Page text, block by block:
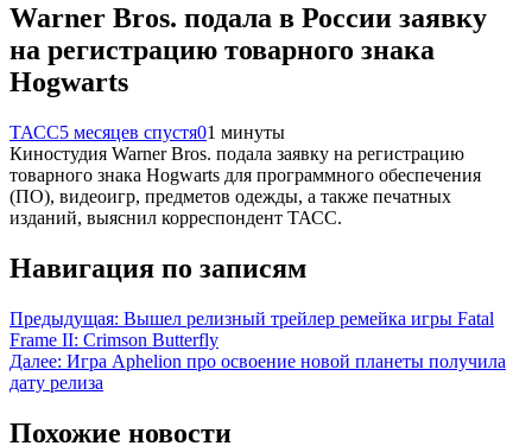
Warner Bros. подала в России заявку
на регистрацию товарного знака
Hogwarts
ТАСС5 месяцев спустя01 минуты
Киностудия Warner Bros. подала заявку на регистрацию
товарного знака Hogwarts для программного обеспечения
(ПО), видеоигр, предметов одежды, а также печатных
изданий, выяснил корреспондент ТАСС.
Навигация по записям
Предыдущая: Вышел релизный трейлер ремейка игры Fatal
Frame II: Crimson Butterfly
Далее: Игра Aphelion про освоение новой планеты получила
дату релиза
Похожие новости